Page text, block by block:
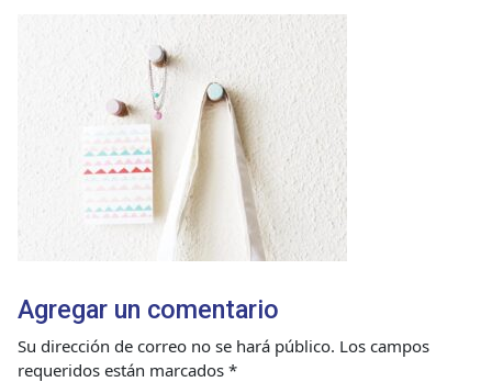
Agregar un comentario
Su dirección de correo no se hará público. Los campos
requeridos están marcados *